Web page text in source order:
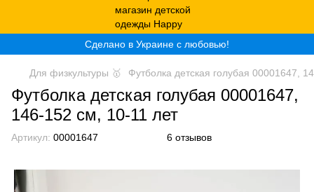
Сделано в Украине с любовью!
Для физкультуры 🥇 Футболка детская голубая 00001647,
Футболка детская голубая 00001647,
146-152 см, 10-11 лет
Артикул: 00001647 6 отзывов